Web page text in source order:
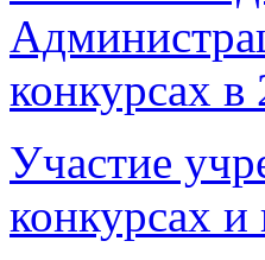
конкурсах в
Участие
конкурсах и